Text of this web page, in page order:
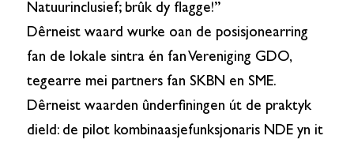
Natuurinclusief; brûk dy flagge!”
Dêrneist waard wurke oan de posisjonearring
fan de lokale sintra én fan Vereniging GDO,
tegearre mei partners fan SKBN en SME.
Dêrneist waarden ûnderfiningen út de praktyk
dield: de pilot kombinaasjefunksjonaris NDE yn it